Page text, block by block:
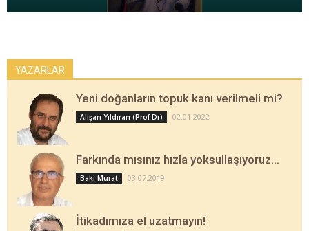
YAZARLAR
Yeni doğanların topuk kanı verilmeli mi?
Alişan Yıldıran (Prof Dr) 02.01.2022
Farkında mısınız hızla yoksullaşıyoruz…
Baki Murat 03.07.2019
İtikadımıza el uzatmayın!